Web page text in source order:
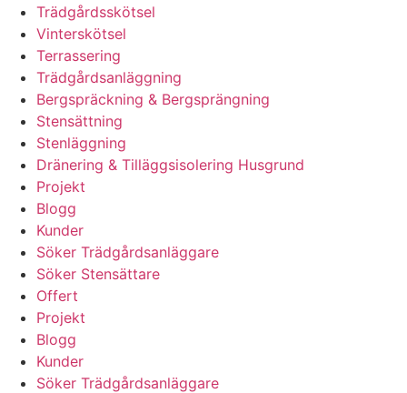
Trädgårdsskötsel
Vinterskötsel
Terrassering
Trädgårdsanläggning
Bergspräckning & Bergsprängning
Stensättning
Stenläggning
Dränering & Tilläggsisolering Husgrund
Projekt
Blogg
Kunder
Söker Trädgårdsanläggare
Söker Stensättare
Offert
Projekt
Blogg
Kunder
Söker Trädgårdsanläggare